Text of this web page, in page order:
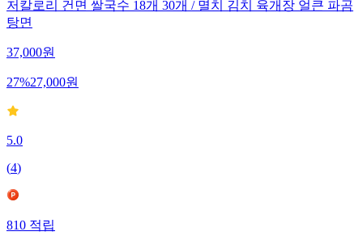
저칼로리 건면 쌀국수 18개 30개 / 멸치 김치 육개장 얼큰 파곰
탕면
37,000원
27%27,000원
5.0
(4)
810적립